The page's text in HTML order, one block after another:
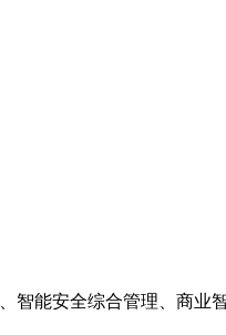
智能安全综合管理、商业